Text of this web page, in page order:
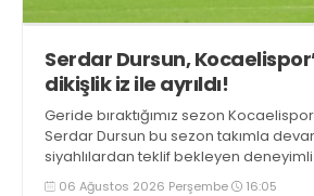
Serdar Dursun,
dikişlik iz ile ayrıldı!
Geride bıraktığımız sezon
Serdar Dursun bu sezon takımla
siyahlılardan teklif bekleyen
Gaziantep FK ile söz kesecek.
06 Ağustos 2026 Perşembe 16:05